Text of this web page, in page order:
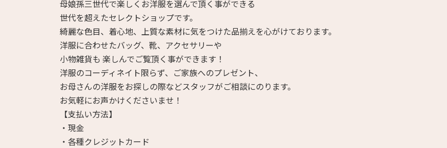
母娘孫三世代で楽しくお洋服を選んで頂く事ができる
世代を超えたセレクトショップです。
綺麗な色目、着心地、上質な素材に気をつけた品揃えを心がけております。
洋服に合わせたバッグ、靴、アクセサリーや
小物雑貨も 楽しんでご覧頂く事ができます！
洋服のコーディネイト限らず、ご家族へのプレゼント、
お母さんの洋服をお探しの際などスタッフがご相談にのります。
お気軽にお声かけくださいませ！
【支払い方法】
・現金
・各種クレジットカード